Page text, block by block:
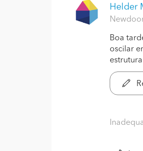
Helder
Boa
oscilar